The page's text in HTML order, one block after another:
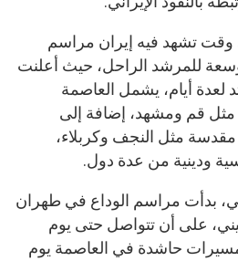
وقت تشهد فيه إيران مراسم
للمرشد الراحل، حيث أعلنت
لعدة أيام، يشمل العاصمة
مثل قم ومشهد، إضافة إلى
مثل النجف وكربلاء،
ودينية من عدة دول.
بدأت مراسم الوداع في طهران
على أن تتواصل حتى يوم
مسيرات حاشدة في العاصمة يوم